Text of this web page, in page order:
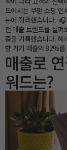
드에서는 쿠팡 쇼핑 인
눈에 정리했습니다.
전 매출 트렌드를 살
중을 기록했습니다.
향 기기 매출의 82%
매출로
워드는?